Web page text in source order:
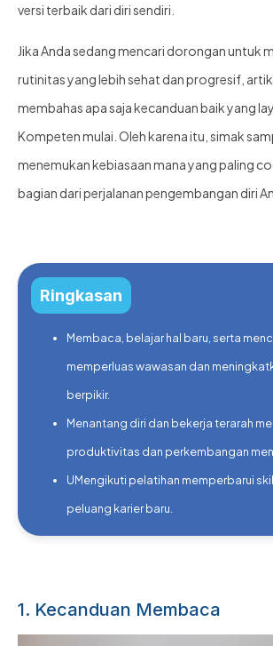
versi terbaik dari diri sendiri.
Jika Anda sedang mencari dorongan untuk
rutinitas yang lebih sehat dan progresif,
membahas apa saja kecanduan baik yang
Kompeten mulai. Oleh karena itu, simak
menemukan kebiasaan mana yang paling
bagian dari perjalanan pengembangan diri
Ringkasan
Membaca, belajar hal baru, serta
memperluas wawasan dan
berpikir.
Menantang diri dan bekerja terarah
produktivitas dan perkembangan
UMengikuti pelatihan memperbarui
peluang karier baru.
1. Kecanduan Membaca